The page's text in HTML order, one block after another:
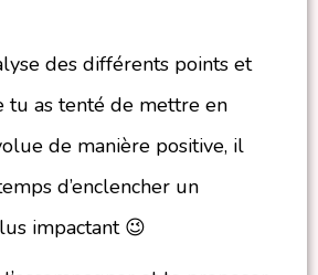
des différents points et
tu as tenté de mettre en
de manière positive, il
d’enclencher un
impactant 😉